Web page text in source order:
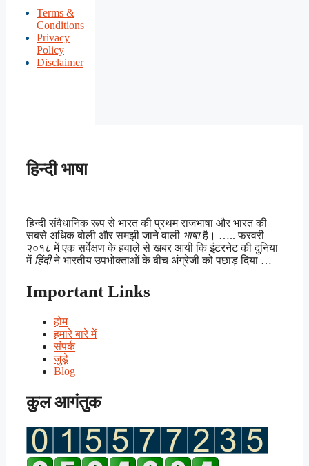
Terms &
Conditions
Privacy
Policy
Disclaimer
हिन्दी भाषा
हिन्दी संवैधानिक रूप से भारत की प्रथम राजभाषा और भारत की
सबसे अधिक बोली और समझी जाने वाली भाषाहै। ….. फरवरी
२०१८ में एक सर्वेक्षण के हवाले से खबर आयी कि इंटरनेट की दुनिया
में हिंदीने भारतीय उपभोक्ताओं के बीच अंग्रेजी को पछाड़ दिया …
Important Links
होम
हमारे बारे में
संपर्क
जुड़े
Blog
कुल आगंतुक